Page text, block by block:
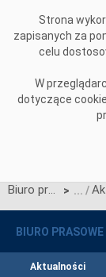
Strona
zapisanych za
celu
W
dotyczące
Biuro prasowe >
BIURO PRASOWE
Aktualności